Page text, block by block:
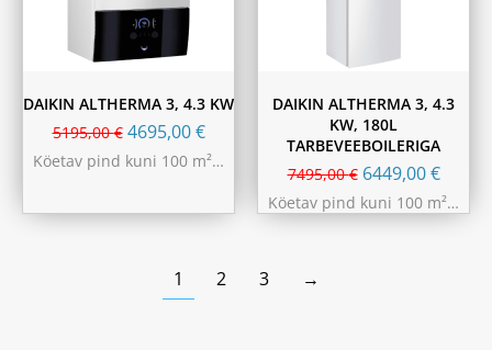
DAIKIN ALTHERMA 3, 4.3 KW
5195,00€ 4695,00€
Köetav pind kuni 100 m²…
DAIKIN ALTHERMA 3, 4.3
KW, 180L
TARBEVEEBOILERIGA
7495,00€ 6449,00€
Köetav pind kuni 100 m²…
1 2 3 →